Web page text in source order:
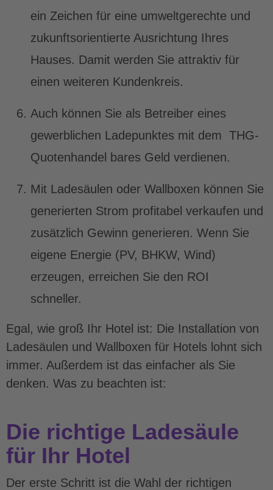
ein Zeichen für eine umweltgerechte und
zukunftsorientierte Ausrichtung Ihres
Hauses. Damit werden Sie attraktiv für
einen weiteren Kundenkreis.
Auch können Sie als Betreiber eines
gewerblichen Ladepunktes mit dem THG-
Quotenhandel bares Geld verdienen.
Mit Ladesäulen oder Wallboxen können Sie
generierten Strom profitabel verkaufen und
zusätzlich Gewinn generieren. Wenn Sie
eigene Energie (PV, BHKW, Wind)
erzeugen, erreichen Sie den ROI
schneller.
Egal, wie groß Ihr Hotel ist: Die Installation von
Ladesäulen und Wallboxen für Hotels lohnt sich
immer. Außerdem ist das einfacher als Sie
denken. Was zu beachten ist:
Die richtige Ladesäule
für Ihr Hotel
Der erste Schritt ist die Wahl der richtigen